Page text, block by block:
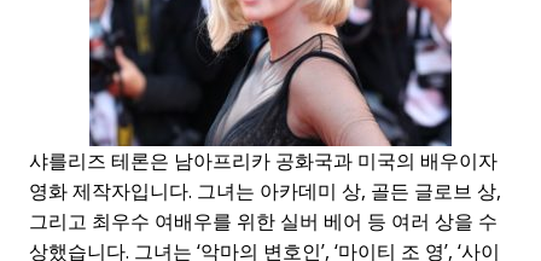
샤를리즈 테론은 남아프리카 공화국과 미국의 배우이자
영화 제작자입니다. 그녀는 아카데미 상, 골든 글로브 상,
그리고 최우수 여배우를 위한 실버 베어 등 여러 상을 수
상했습니다. 그녀는 ‘악마의 변호인’, ‘마이티 조 영’, ‘사이